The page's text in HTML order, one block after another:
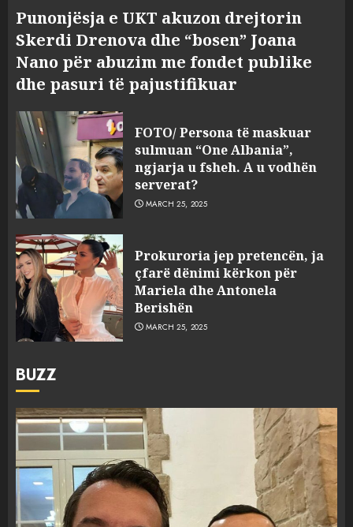
Punonjësja e UKT akuzon drejtorin
Skerdi Drenova dhe “bosen” Joana
Nano për abuzim me fondet publike
dhe pasuri të pajustifikuar
FOTO/ Persona të maskuar
sulmuan “One Albania”,
ngjarja u fsheh. A u vodhën
serverat?
MARCH 25, 2025
Prokuroria jep pretencën, ja
çfarë dënimi kërkon për
Mariela dhe Antonela
Berishën
MARCH 25, 2025
BUZZ